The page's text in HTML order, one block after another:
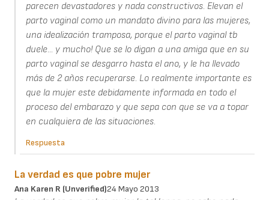
parecen devastadores y nada constructivos. Elevan el
parto vaginal como un mandato divino para las mujeres,
una idealización tramposa, porque el parto vaginal tb
duele... y mucho! Que se lo digan a una amiga que en su
parto vaginal se desgarro hasta el ano, y le ha llevado
más de 2 años recuperarse. Lo realmente importante es
que la mujer este debidamente informada en todo el
proceso del embarazo y que sepa con que se va a topar
en cualquiera de las situaciones.
Respuesta
La verdad es que pobre mujer
Ana Karen R (unverified)24 Mayo 2013